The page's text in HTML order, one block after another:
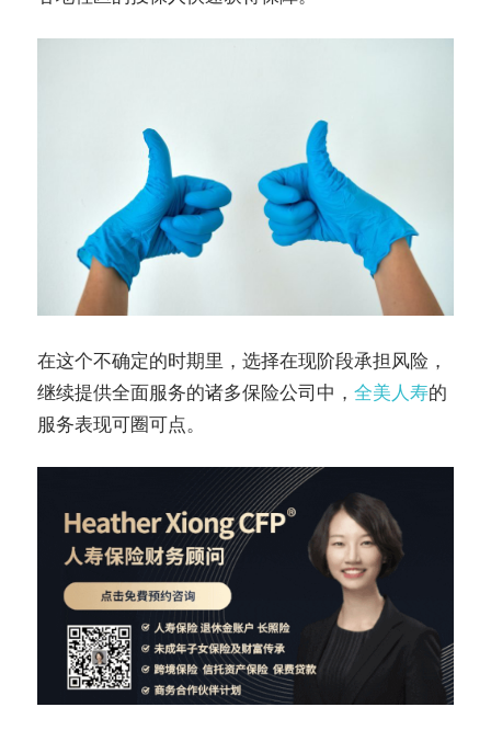
在这个不确定的时期里，选择在现阶段承担风险，
继续提供全面服务的诸多保险公司中， 全美人寿的
服务表现可圈可点。